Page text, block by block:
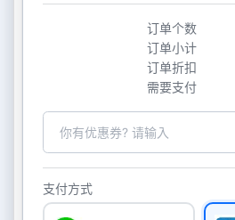
订单个数
订单小计
订单折扣
需要支付
支付方式